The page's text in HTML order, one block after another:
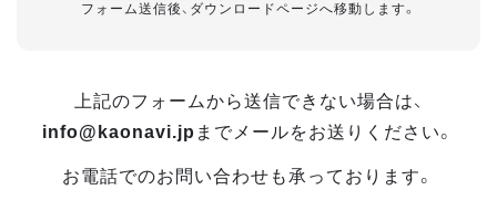
フォーム送信後、ダウンロードページへ移動します。
上記のフォームから送信できない場合は、
info@kaonavi.jp までメールをお送りください。
お電話でのお問い合わせも承っております。